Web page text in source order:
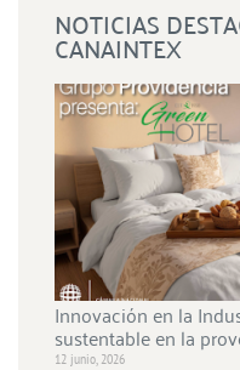
NOTICIAS
CANAINTEX
Innovación en la
sustentable en la
12 junio, 2026